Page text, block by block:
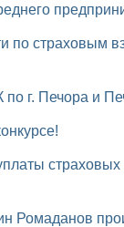
по г. Печора и
Ромаданов